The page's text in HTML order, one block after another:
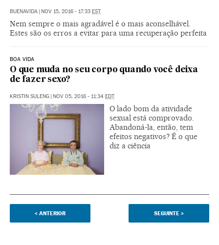
BUENAVIDA NOV 15, 2016 - 17:33 EST
Nem sempre o mais agradável é o mais aconselhável.
Estes são os erros a evitar para uma recuperação perfeita
BOA VIDA
O que muda no seu corpo quando você deixa
de fazer sexo?
KRISTIN SULENG NOV 05, 2016 - 11:34 EDT
O lado bom da atividade
sexual está comprovado.
Abandoná-la, então, tem
efeitos negativos? É o que
diz a ciência
< ANTERIOR SEGUINTE >